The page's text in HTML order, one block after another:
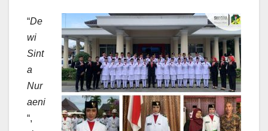
“De
wi
Sint
a
Nur
aeni
“,